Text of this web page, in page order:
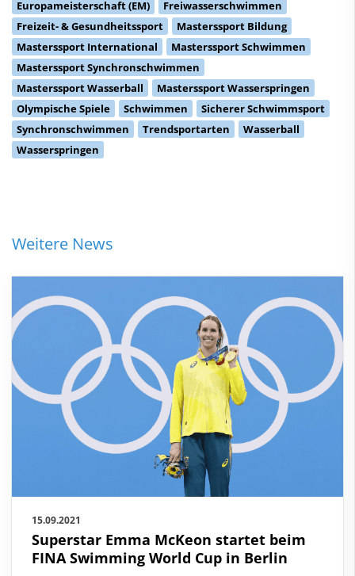
Europameisterschaft (EM)
Freiwasserschwimmen
Freizeit- & Gesundheitssport
Masterssport Bildung
Masterssport International
Masterssport Schwimmen
Masterssport Synchronschwimmen
Masterssport Wasserball
Masterssport Wasserspringen
Olympische Spiele
Schwimmen
Sicherer Schwimmsport
Synchronschwimmen
Trendsportarten
Wasserball
Wasserspringen
Weitere News
15.09.2021
Superstar Emma McKeon startet beim
FINA Swimming World Cup in Berlin